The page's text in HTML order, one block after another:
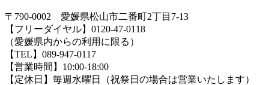
〒790-0002 愛媛県松山市二番町2丁目7-13
【フリーダイヤル】0120-47-0118
（愛媛県内からの利用に限る）
【TEL】089-947-0117
【営業時間】10:00-18:00
【定休日】毎週水曜日（祝祭日の場合は営業いたします）